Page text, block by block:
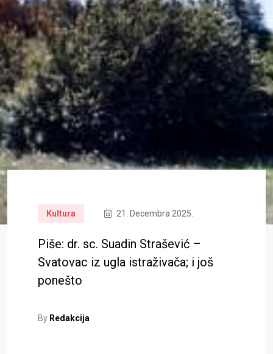
Kultura 21. Decembra 2025.
Piše: dr. sc. Suadin Strašević –
Svatovac iz ugla istraživača; i još
ponešto
By Redakcija